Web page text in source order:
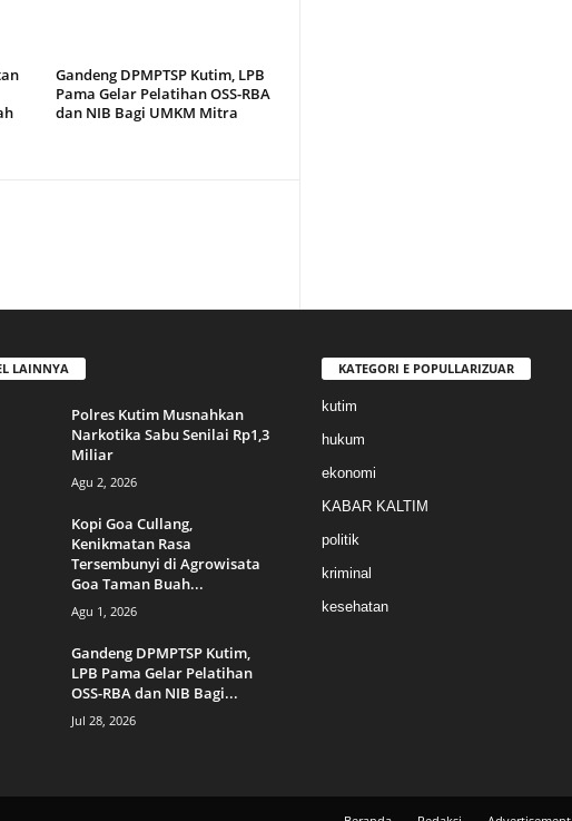
Gandeng DPMPTSP Kutim, LPB
Pama Gelar Pelatihan OSS-RBA
dan NIB Bagi UMKM Mitra
LAINNYA
Polres Kutim Musnahkan
Narkotika Sabu Senilai Rp1,3
Miliar
Agu 2, 2026
Kopi Goa Cullang,
Kenikmatan Rasa
Tersembunyi di Agrowisata
Goa Taman Buah...
Agu 1, 2026
Gandeng DPMPTSP Kutim,
LPB Pama Gelar Pelatihan
OSS-RBA dan NIB Bagi...
Jul 28, 2026
KATEGORI E POPULLARIZUAR
kutim
hukum
ekonomi
KABAR KALTIM
politik
kriminal
kesehatan